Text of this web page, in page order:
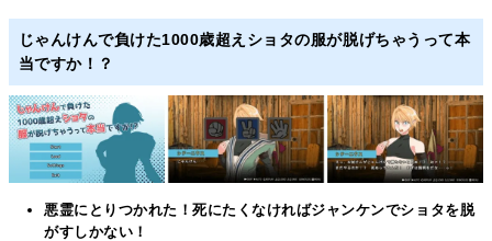
じゃんけんで負けた1000歳超えショタの服が脱げちゃうって本
当ですか！？
悪霊にとりつかれた！死にたくなければジャンケンでショタを脱
がすしかない！